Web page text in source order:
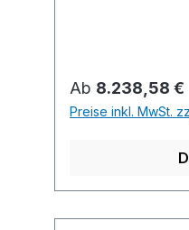
Regulärer Preis:
Ab 8.238,58 €
Preise inkl. MwSt.